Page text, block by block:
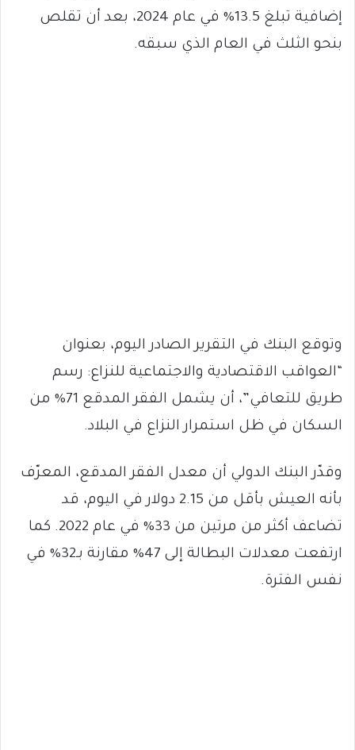
إضافية تبلغ 13.5% في عام 2024، بعد أن تقلص
بنحو الثلث في العام الذي سبقه.
وتوقع البنك في التقرير الصادر اليوم، بعنوان
“العواقب الاقتصادية والاجتماعية للنزاع: رسم
طريق للتعافي”، أن يشمل الفقر المدقع 71% من
السكان في ظل استمرار النزاع في البلاد.
وقدّر البنك الدولي أن معدل الفقر المدقع، المعرّف
بأنه العيش بأقل من 2.15 دولار في اليوم، قد
تضاعف أكثر من مرتين من 33% في عام 2022. كما
ارتفعت معدلات البطالة إلى 47% مقارنة بـ32% في
نفس الفترة.